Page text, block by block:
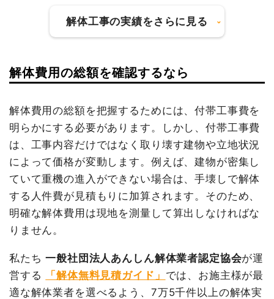
19,102円
消費税
円
鉄骨造住宅60坪2階建
て
60坪
50,000
円
円
養生費
297,600円
大谷石撤去
1式
150,000円
植木・植栽撤去
1式
200,000円
駐車場撤去
1式
50,000円
諸経費
155,000円
値引き
0円
小計
3,852,600
消費税
385,260円
合計金額
4,237,860円
解体工事の実績をさらに見る
建物の種類/構造 内装解体店舗1階建て
建物解体費用 378万2,782円
総額 490万6,000円
品名 数量 単価
金額
内装解体店舗103坪1階建
て
103
36,726
3,782,782
諸経費
536,278円
値引き
9,060円
解体費用の総額を確認するなら
解体費用の総額を把握するためには、付帯工事費を
明らかにする必要があります。しかし、付帯工事費
は、工事内容だけではなく取り壊す建物や立地状況
によって価格が変動します。例えば、建物が密集し
ていて重機の進入ができない場合は、手壊しで解体
する人件費が見積もりに加算されます。そのため、
明確な解体費用は現地を測量して算出しなければな
りません。
私たち一般社団法人あんしん解体業者認定協会が運
営する
「解体無料見積ガイド」 では、お施主様が最
適な解体業者を選べるよう、7万5千件以上の解体実